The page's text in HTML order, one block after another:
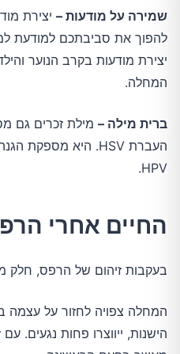
שמירה על מודעות – יצירת
להפוך את סביבתכם למודעת
יצירת מודעות בקרב הנוער
המחלה.
ברית מילה – מילת זכרים גם
HPV.
החיים אחרי
בעקבות זיהום של הרפס, חלק
המחלה צפויה לחזור על
הישנות, ייווצרו פחות נגעים.